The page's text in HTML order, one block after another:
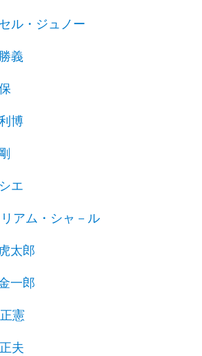
ル・ジュノー
義
博
エ
アム・シャ－ル
太郎
一郎
憲
夫